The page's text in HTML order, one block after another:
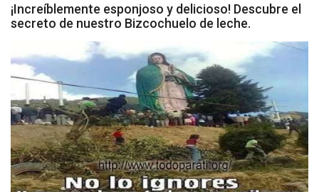
¡Increíblemente esponjoso y delicioso! Descubre el
secreto de nuestro Bizcochuelo de leche.